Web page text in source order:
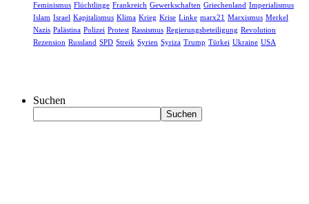
Feminismus Flüchtlinge Frankreich Gewerkschaften Griechenland Imperialismus
Islam Israel Kapitalismus Klima Krieg Krise Linke marx21 Marxismus Merkel
Nazis Palästina Polizei Protest Rassismus Regierungsbeteiligung Revolution
Rezension Russland SPD Streik Syrien Syriza Trump Türkei Ukraine USA
Suchen
Suchen